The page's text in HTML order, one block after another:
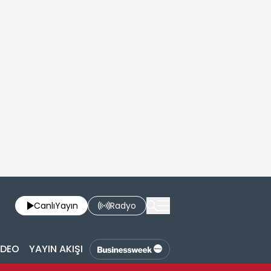
CanlıYayın Radyo
YAYIN AKIŞI